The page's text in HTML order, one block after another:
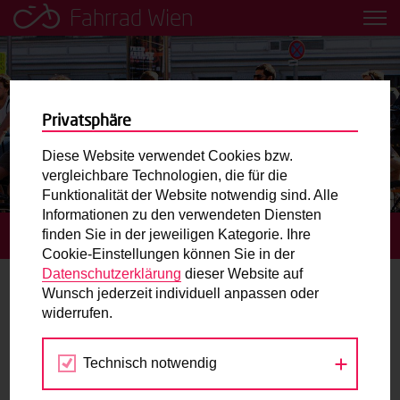
Fahrrad Wien
Leih dir einfach ein Transportfahrrad in deiner Nähe aus!
Mobilitätsbildung für Kinder und
Jugendliche
Radweg-Projektkarte
Routenplaner
Mit dem Fahrrad in Wien unterwegs? Hier finden Sie die
beste Route.
Wunschbox
Sie haben ein Anliegen zum Radverkehr? Schreiben Sie
STARTSEITE TERMINE FAHRRAD WIEN-PARCOURS
02.
MAI
2024
Privatsphäre
Diese Website verwendet Cookies bzw.
vergleichbare Technologien, die für die
Funktionalität der Website notwendig sind. Alle
Informationen zu den verwendeten Diensten
finden Sie in der jeweiligen Kategorie. Ihre
Cookie-Einstellungen können Sie in der
Datenschutzerklärung dieser Website auf
Wunsch jederzeit individuell anpassen oder
widerrufen.
Technisch notwendig